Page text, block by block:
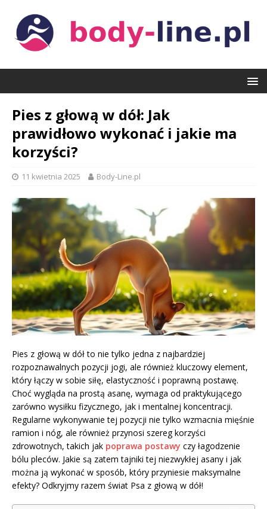
Pies z głową w dół: Jak
prawidłowo wykonać i jakie ma
korzyści?
11 kwietnia 2025 Body-Line.pl
Pies z głową w dół to nie tylko jedna z najbardziej
rozpoznawalnych pozycji jogi, ale również kluczowy element,
który łączy w sobie siłę, elastyczność i poprawną postawę.
Choć wygląda na prostą asanę, wymaga od praktykującego
zarówno wysiłku fizycznego, jak i mentalnej koncentracji.
Regularne wykonywanie tej pozycji nie tylko wzmacnia mięśnie
ramion i nóg, ale również przynosi szereg korzyści
zdrowotnych, takich jak poprawa postawy czy łagodzenie
bólu pleców. Jakie są zatem tajniki tej niezwykłej asany i jak
można ją wykonać w sposób, który przyniesie maksymalne
efekty? Odkryjmy razem świat Psa z głową w dół!